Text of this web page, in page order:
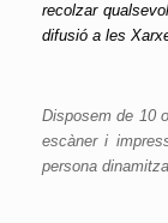
recolzar
difusió a les
Disposem de 10
escàner i
persona